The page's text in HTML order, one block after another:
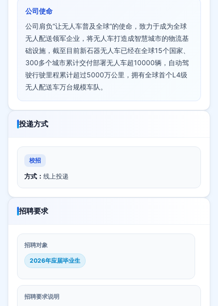
公司使命
公司肩负“让无人车普及全球”的使命，致力于成为全球
无人配送领军企业，将无人车打造成智慧城市的物流基
础设施，截至目前新石器无人车已经在全球15个国家、
300多个城市累计交付部署无人车超10000辆，自动驾
驶行驶里程累计超过5000万公里，拥有全球首个L4级
无人配送车万台规模车队。
投递方式
校招
方式： 线上投递
招聘要求
招聘对象
2026年应届毕业生
招聘要求说明